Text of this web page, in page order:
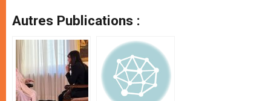
Autres Publications :